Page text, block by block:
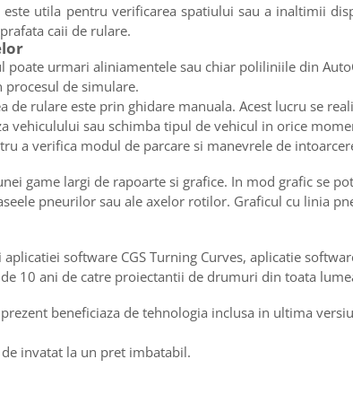
utila pentru verificarea spatiului sau a inaltimii
caii de rulare.
urmari aliniamentele sau chiar poliliniile din
procesul de simulare.
rulare este prin ghidare manuala. Acest lucru se
vehiculului sau schimba tipul de vehicul in orice
a verifica modul de parcare si manevrele de
game largi de rapoarte si grafice. In mod grafic se
pneurilor sau ale axelor rotilor. Graficul cu linia
software CGS Turning Curves, aplicatie
10 ani de catre proiectantii de drumuri din toata
beneficiaza de tehnologia inclusa in ultima
invatat la un pret imbatabil.